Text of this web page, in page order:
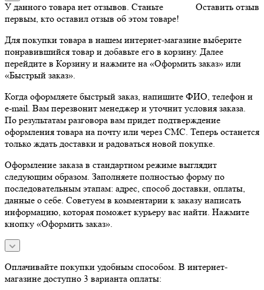
Оставить отзыв
У данного товара нет отзывов. Станьте
первым, кто оставил отзыв об этом товаре!
Для покупки товара в нашем интернет-магазине выберите
понравившийся товар и добавьте его в корзину. Далее
перейдите в Корзину и нажмите на «Оформить заказ» или
«Быстрый заказ».
Когда оформляете быстрый заказ, напишите ФИО, телефон и
e-mail. Вам перезвонит менеджер и уточнит условия заказа.
По результатам разговора вам придет подтверждение
оформления товара на почту или через СМС. Теперь останется
только ждать доставки и радоваться новой покупке.
Оформление заказа в стандартном режиме выглядит
следующим образом. Заполняете полностью форму по
последовательным этапам: адрес, способ доставки, оплаты,
данные о себе. Советуем в комментарии к заказу написать
информацию, которая поможет курьеру вас найти. Нажмите
кнопку «Оформить заказ».
Оплачивайте покупки удобным способом. В интернет-
магазине доступно 3 варианта оплаты: